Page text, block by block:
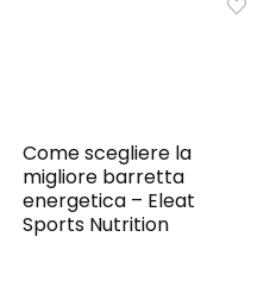
Come scegliere la
migliore barretta
energetica – Eleat
Sports Nutrition